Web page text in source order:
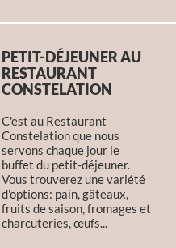
PETIT-DÉJEUNER AU
RESTAURANT
CONSTELATION
C'est au Restaurant
Constelation que nous
servons chaque jour le
buffet du petit-déjeuner.
Vous trouverez une variété
d'options: pain, gâteaux,
fruits de saison, fromages et
charcuteries, œufs...